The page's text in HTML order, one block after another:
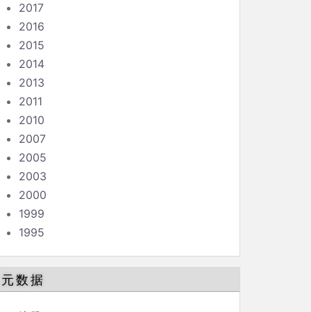
2017
2016
2015
2014
2013
2011
2010
2007
2005
2003
2000
1999
1995
元数据